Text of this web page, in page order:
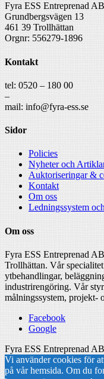
Fyra ESS Entreprenad AB
Grundbergsvägen 13
461 39 Trollhättan
Orgnr: 556279-1896
Kontakt
tel: 0520 – 180 00
–
mail: info@fyra-ess.se
Sidor
Policies
Nyheter och
Auktoriseringar &
Kontakt
Om oss
Ledningssystem
Om oss
Fyra ESS Entreprenad
Trollhättan. Vår
ytbehandlingar,
industrirengöring. Vår
målningssystem, projekt-
Facebook
Google
Fyra ESS Entreprenad
Vi använder cookies för
på vår hemsida. Om du